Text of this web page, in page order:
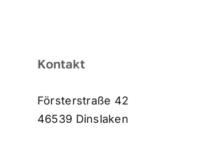
Kontakt
Försterstraße 42
46539 Dinslaken